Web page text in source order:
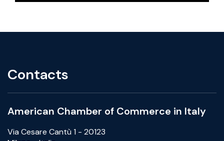
Contacts
American Chamber of Commerce in Italy
Via Cesare Cantù 1 - 20123